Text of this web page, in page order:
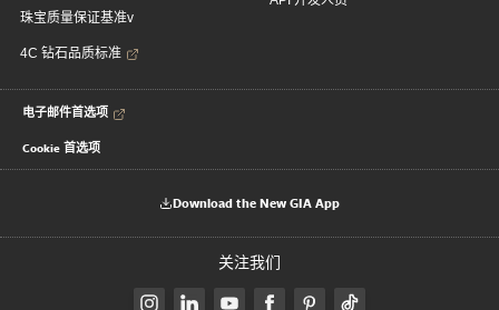
珠宝质量保证基准v
4C 钻石品质标准
电子邮件首选项
Cookie 首选项
Download the New GIA App
关注我们